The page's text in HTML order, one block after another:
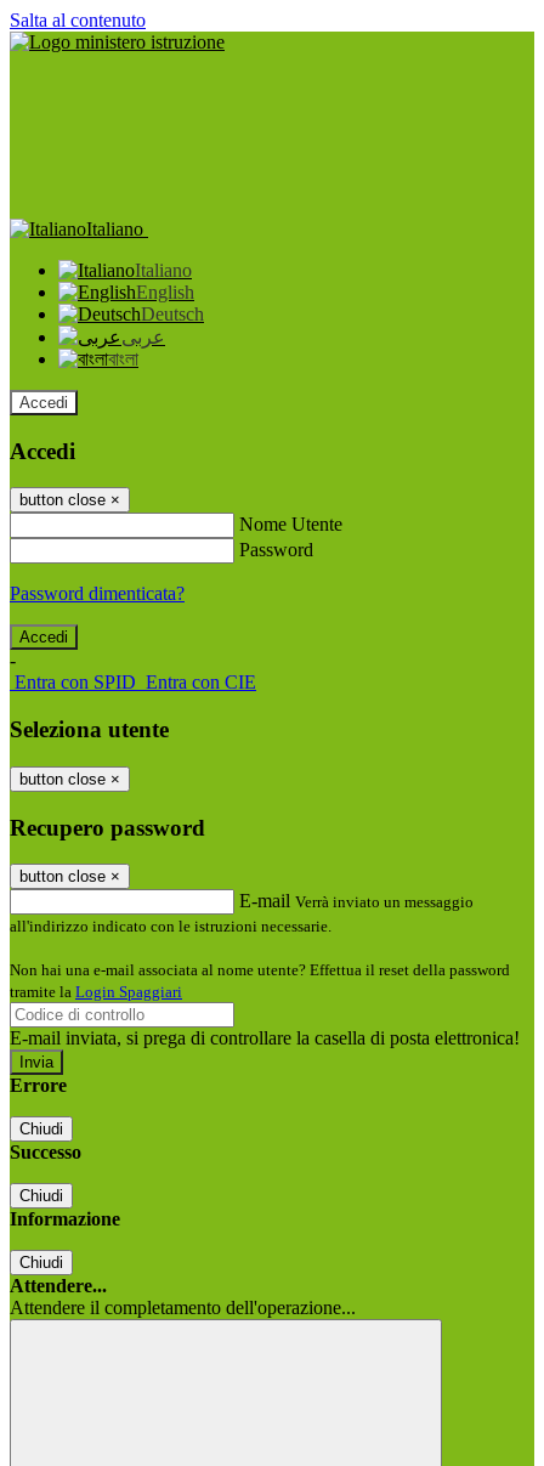
Salta al contenuto
Italiano
Italiano
English
Deutsch
عربى
বাংলা
Accedi
Accedi
button close ×
Nome Utente
Password
Password dimenticata?
-
Entra con SPID Entra con CIE
Seleziona utente
button close ×
Recupero password
button close ×
E-mail Verrà inviato un messaggio
all'indirizzo indicato con le istruzioni necessarie.
Non hai una e-mail associata al nome utente? Effettua il reset della password
tramite la Login Spaggiari
E-mail inviata, si prega di controllare la casella di posta elettronica!
Errore
Chiudi
Successo
Chiudi
Informazione
Chiudi
Attendere...
Attendere il completamento dell'operazione...